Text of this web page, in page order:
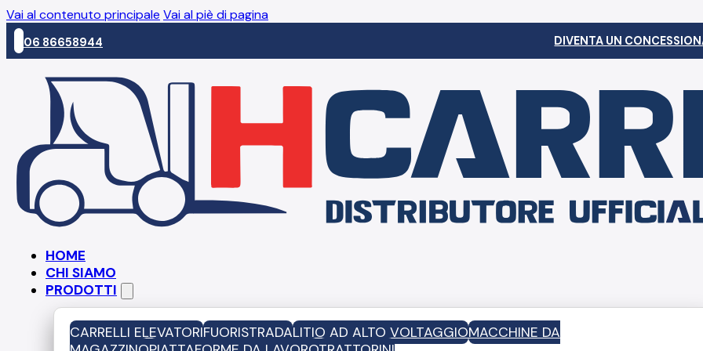
Vai al contenuto principale Vai al piè di pagina
06 86658944 DIVENTA UN
HOME
CHI SIAMO
PRODOTTI
CARRELLI ELEVATORIFUORISTRADALITIO AD ALTO VOLTAGGIOMACCHINE DA